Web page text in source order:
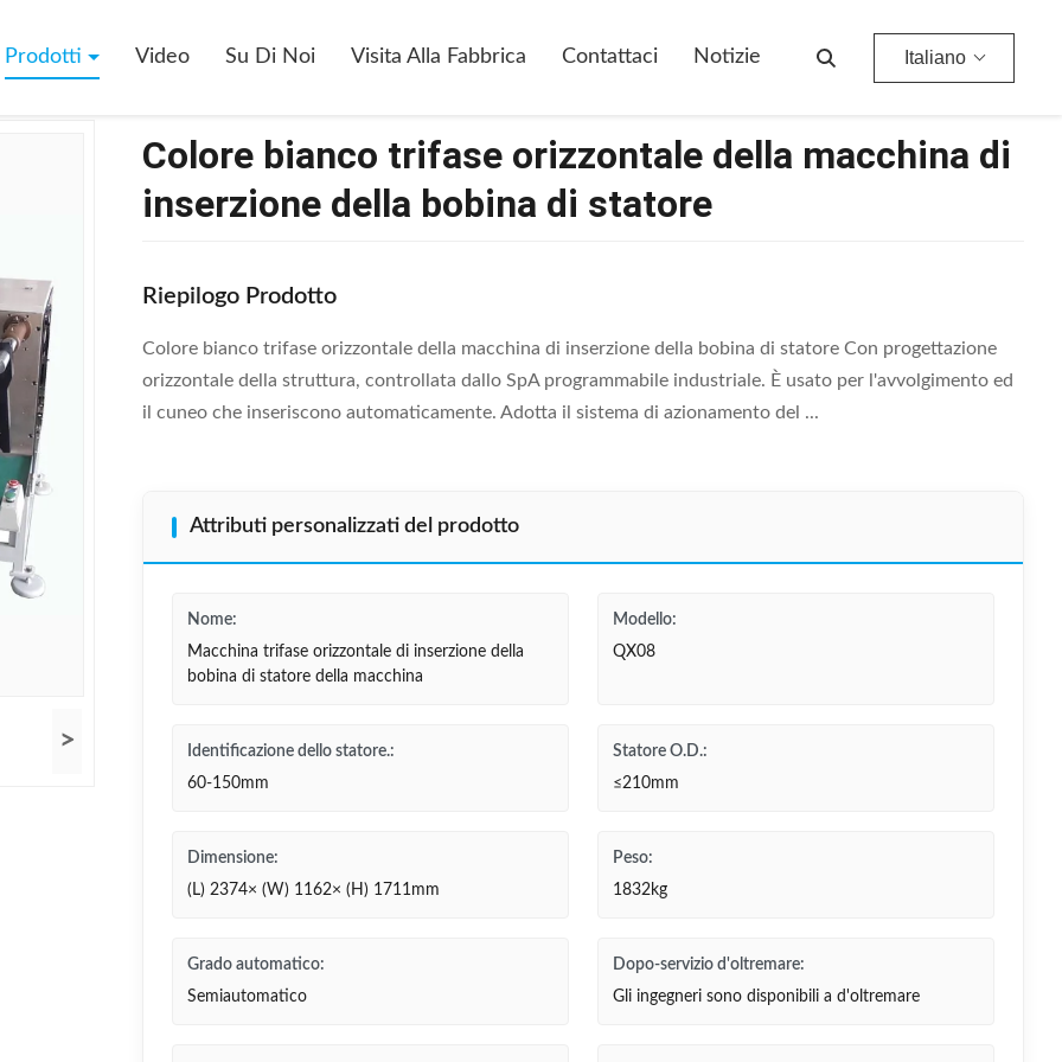
Prodotti Video Su Di Noi Visita Alla Fabbrica Contattaci Notizie Italiano
>
Colore bianco trifase orizzontale della macchina di
inserzione della bobina di statore
Riepilogo Prodotto
Colore bianco trifase orizzontale della macchina di inserzione della bobina di statore Con progettazione
orizzontale della struttura, controllata dallo SpA programmabile industriale. È usato per l'avvolgimento ed
il cuneo che inseriscono automaticamente. Adotta il sistema di azionamento del ...
Attributi personalizzati del prodotto
Nome:
Macchina trifase orizzontale di inserzione della
bobina di statore della macchina
Modello:
QX08
Identificazione dello statore.:
60-150mm
Statore O.D.:
≤210mm
Dimensione:
(L) 2374× (W) 1162× (H) 1711mm
Peso:
1832kg
Grado automatico:
Semiautomatico
Dopo-servizio d'oltremare:
Gli ingegneri sono disponibili a d'oltremare